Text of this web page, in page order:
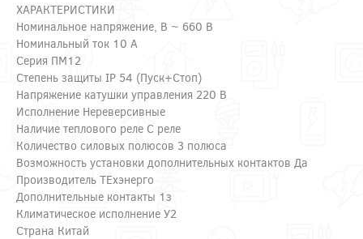
ХАРАКТЕРИСТИКИ
Номинальное напряжение, В ~ 660 В
Номинальный ток 10 А
Серия ПМ12
Степень защиты IP 54 (Пуск+Стоп)
Напряжение катушки управления 220 В
Исполнение Нереверсивные
Наличие теплового реле С реле
Количество силовых полюсов 3 полюса
Возможность установки дополнительных контактов Да
Производитель ТЕхэнерго
Дополнительные контакты 1з
Климатическое исполнение У2
Страна Китай